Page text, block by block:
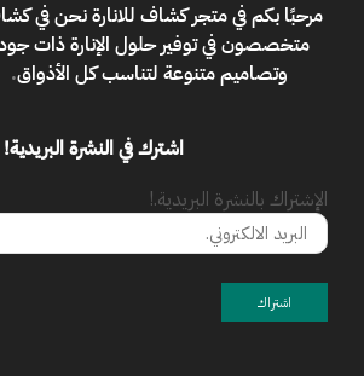
مرحبًا بكم فيمتجر كشاف للانارةنحن في
متخصصون في توفير حلول الإنارة ذات
وتصاميم متنوعة لتناسب كل الأذواق.
اشترك في النشرة البريدية!
الإشتراك بالنشرة البريدية.!